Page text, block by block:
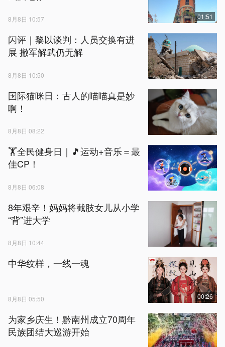
8月8日 10:57 01:51
闪评｜黎以谈判：人员交换有进
展 撤军解武仍无解
8月8日 10:50
国际猫咪日：古人的喵喵真是妙
啊！
8月8日 08:22
🏋全民健身日｜🎵运动+音乐＝最
佳CP！
8月8日 06:08
8年艰辛！妈妈将截肢女儿从小学
“背”进大学
8月8日 10:44
中华纹样，一线一魂
8月8日 05:50 00:26
为家乡庆生！黔南州成立70周年
民族团结大巡游开始